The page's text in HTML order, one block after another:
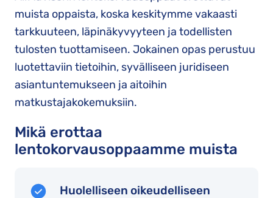
muista oppaista, koska keskitymme vakaasti
tarkkuuteen, läpinäkyvyyteen ja todellisten
tulosten tuottamiseen. Jokainen opas perustuu
luotettaviin tietoihin, syvälliseen juridiseen
asiantuntemukseen ja aitoihin
matkustajakokemuksiin.
Mikä erottaa
lentokorvausoppaamme muista
Huolelliseen oikeudelliseen